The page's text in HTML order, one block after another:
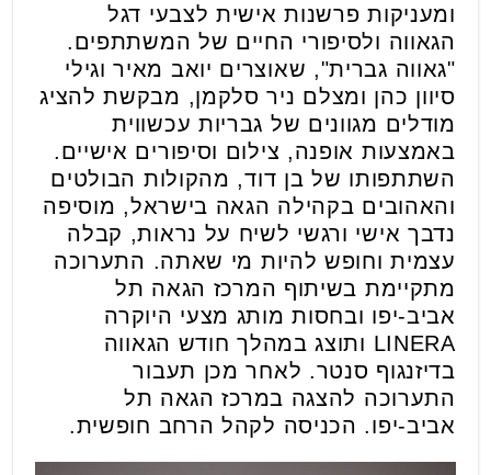
ומעניקות פרשנות אישית לצבעי דגל
הגאווה ולסיפורי החיים של המשתתפים.
"גאווה גברית", שאוצרים יואב מאיר וגילי
סיוון כהן ומצלם ניר סלקמן, מבקשת להציג
מודלים מגוונים של גבריות עכשווית
באמצעות אופנה, צילום וסיפורים אישיים.
השתתפותו של בן דוד, מהקולות הבולטים
והאהובים בקהילה הגאה בישראל, מוסיפה
נדבך אישי ורגשי לשיח על נראות, קבלה
עצמית וחופש להיות מי שאתה. התערוכה
מתקיימת בשיתוף המרכז הגאה תל
אביב-יפו ובחסות מותג מצעי היוקרה
LINERA ותוצג במהלך חודש הגאווה
בדיזנגוף סנטר. לאחר מכן תעבור
התערוכה להצגה במרכז הגאה תל
אביב-יפו. הכניסה לקהל הרחב חופשית.